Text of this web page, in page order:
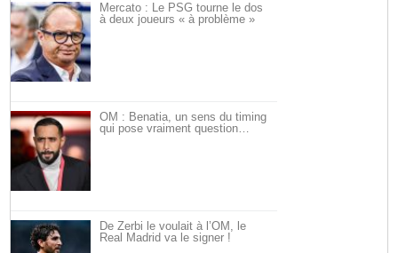
Mercato : Le PSG tourne le dos
à deux joueurs « à problème »
OM : Benatia, un sens du timing
qui pose vraiment question…
De Zerbi le voulait à l’OM, le
Real Madrid va le signer !